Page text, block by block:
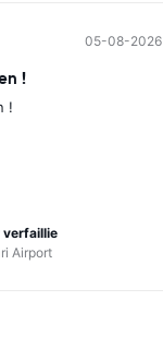
05-08-2026
!
!
verfaillie
Airport